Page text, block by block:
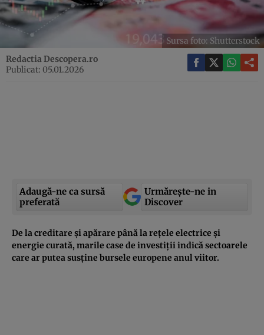
Sursa foto: Shutterstock
Redactia Descopera.ro
Publicat: 05.01.2026
Adaugă-ne ca sursă
preferată
Urmărește-ne in
Discover
De la creditare și apărare până la rețele electrice și
energie curată, marile case de investiții indică sectoarele
care ar putea susține bursele europene anul viitor.